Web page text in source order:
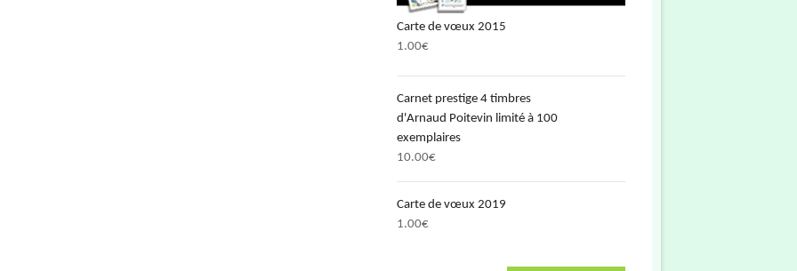
Carte de vœux 2015
1.00€
Carnet prestige 4 timbres
d'Arnaud Poitevin limité à 100
exemplaires
10.00€
Carte de vœux 2019
1.00€